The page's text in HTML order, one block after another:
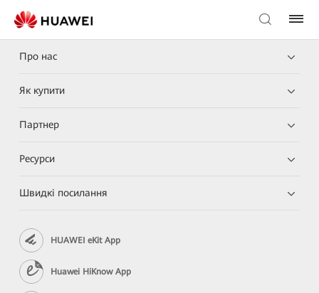
Про нас
Як купити
Партнер
Ресурси
Швидкі посилання
HUAWEI eKit App
Huawei HiKnow App